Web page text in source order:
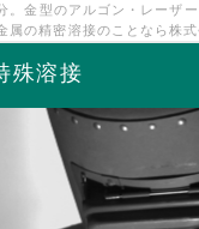
。金型のアルゴン・レーザ
属の精密溶接のことなら株式
殊溶接